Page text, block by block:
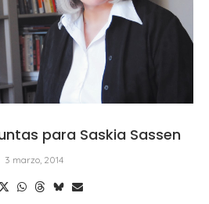
para Saskia Sassen
3 marzo, 2014